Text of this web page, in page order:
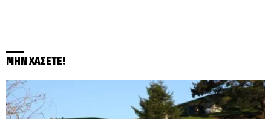
ΜΗΝ ΧΑΣΕΤΕ!